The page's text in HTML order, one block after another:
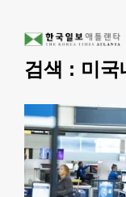
검색 : 미국